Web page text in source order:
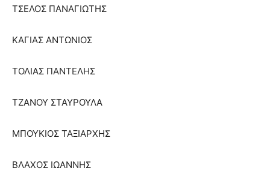
ΤΣΕΛΟΣ ΠΑΝΑΓΙΩΤΗΣ
ΚΑΓΙΑΣ ΑΝΤΩΝΙΟΣ
ΤΟΛΙΑΣ ΠΑΝΤΕΛΗΣ
ΤΖΑΝΟΥ ΣΤΑΥΡΟΥΛΑ
ΜΠΟΥΚΙΟΣ ΤΑΞΙΑΡΧΗΣ
ΒΛΑΧΟΣ ΙΩΑΝΝΗΣ